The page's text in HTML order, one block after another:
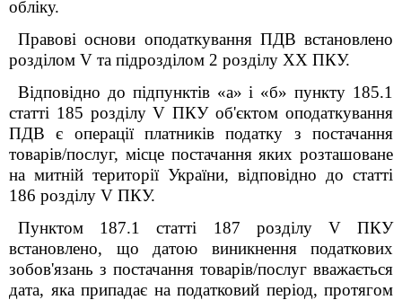
обліку.
Правові основи оподаткування ПДВ встановлено
розділом V та підрозділом 2 розділу XX ПКУ.
Відповідно до підпунктів «а» і «б» пункту 185.1
статті 185 розділу V ПКУ об'єктом оподаткування
ПДВ є операції платників податку з постачання
товарів/послуг, місце постачання яких розташоване
на митній території України, відповідно до статті
186 розділу V ПКУ.
Пунктом 187.1 статті 187 розділу V ПКУ
встановлено, що датою виникнення податкових
зобов'язань з постачання товарів/послуг вважається
дата, яка припадає на податковий період, протягом